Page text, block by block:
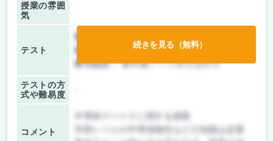
授業の雰囲
気
テスト
前期/中間：
後期/期末：
テストのみ
持ち込み：教科書ノート持ち込み可
テストの方
式や難易度
コメント
学部レベルの半導体物性などの知識は必要
続きを見る（無料）